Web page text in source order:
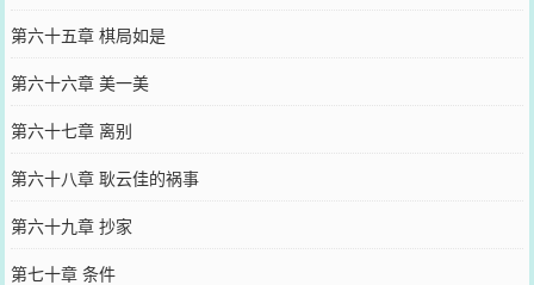
第六十五章 棋局如是
第六十六章 美一美
第六十七章 离别
第六十八章 耿云佳的祸事
第六十九章 抄家
第七十章 条件